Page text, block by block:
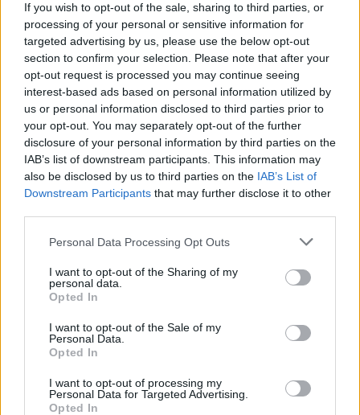
If you wish to opt-out of the sale, sharing to third parties, or
processing of your personal or sensitive information for
targeted advertising by us, please use the below opt-out
section to confirm your selection. Please note that after your
opt-out request is processed you may continue seeing
interest-based ads based on personal information utilized by
us or personal information disclosed to third parties prior to
your opt-out. You may separately opt-out of the further
disclosure of your personal information by third parties on the
IAB’s list of downstream participants. This information may
also be disclosed by us to third parties on the IAB’s List of
Downstream Participants that may further disclose it to other
Please note that this website/app uses one or more Google
not limited to your visit or usage behaviour. You may click to
grant or deny consent to Google and its third-party tags to
use your data for below specified purposes in below Google
consent section.
Personal Data Processing Opt Outs
I want to opt-out of the Sharing of my
personal data.
Opted In
I want to opt-out of the Sale of my
Personal Data.
Opted In
I want to opt-out of processing my
Personal Data for Targeted Advertising.
Opted In